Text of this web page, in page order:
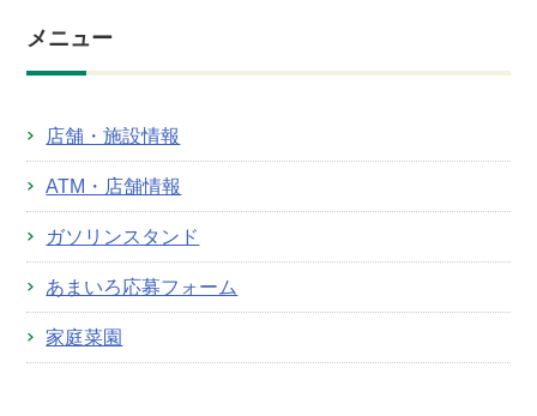
メニュー
店舗・施設情報
ATM・店舗情報
ガソリンスタンド
あまいろ応募フォーム
家庭菜園